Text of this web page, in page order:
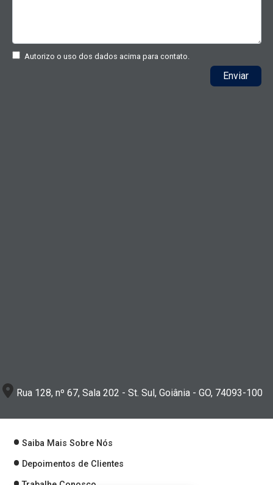
Autorizo o uso dos dados acima para contato.
Enviar
Rua 128, nº 67, Sala 202 - St. Sul, Goiânia - GO, 74093-100
Saiba Mais Sobre Nós
Depoimentos de Clientes